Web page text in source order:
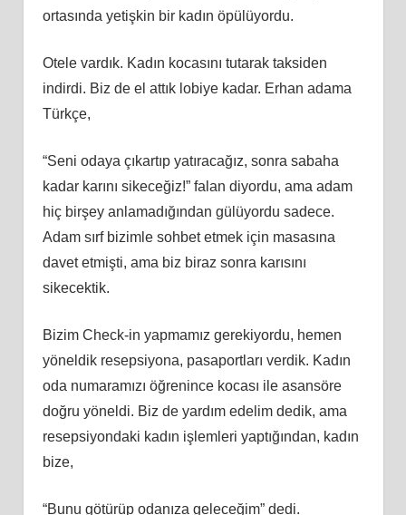
ortasında yetişkin bir kadın öpülüyordu.
Otele vardık. Kadın kocasını tutarak taksiden
indirdi. Biz de el attık lobiye kadar. Erhan adama
Türkçe,
“Seni odaya çıkartıp yatıracağız, sonra sabaha
kadar karını sikeceğiz!” falan diyordu, ama adam
hiç birşey anlamadığından gülüyordu sadece.
Adam sırf bizimle sohbet etmek için masasına
davet etmişti, ama biz biraz sonra karısını
sikecektik.
Bizim Check-in yapmamız gerekiyordu, hemen
yöneldik resepsiyona, pasaportları verdik. Kadın
oda numaramızı öğrenince kocası ile asansöre
doğru yöneldi. Biz de yardım edelim dedik, ama
resepsiyondaki kadın işlemleri yaptığından, kadın
bize,
“Bunu götürüp odanıza geleceğim” dedi.